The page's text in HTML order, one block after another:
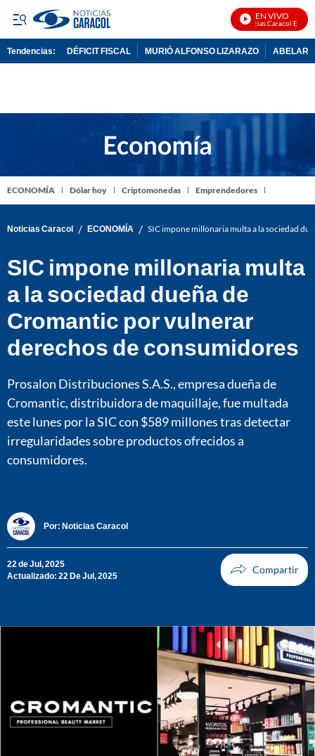
EN VIVO
Noticias Caracol En Vivo
Tendencias: DÉFICIT FISCAL MURIÓ ALFONSO LIZARAZO
ECONOMÍA Dólar hoy Criptomonedas Emprendedores
Noticias Caracol / ECONOMÍA / SIC impone millonaria multa a la sociedad
SIC impone millonaria multa
a la sociedad dueña de
Cromantic por vulnerar
derechos de consumidores
Prosalon Distribuciones S.A.S., empresa dueña de
Cromantic, distribuidora de maquillaje, fue multada
este lunes por la SIC con $589 millones tras detectar
irregularidades sobre productos ofrecidos a
consumidores.
Por: Noticias Caracol
22 de Jul, 2025
Actualizado: 22 De Jul, 2025